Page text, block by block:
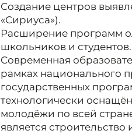
Создание центров
«Сириуса»).
Расширение программ
школьников и студентов.
Современная
рамках национального
государственных
технологически
молодёжи по всей
является